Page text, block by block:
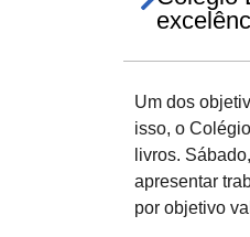
Um dos
isso, o
livros.
apresentar
por objetivo